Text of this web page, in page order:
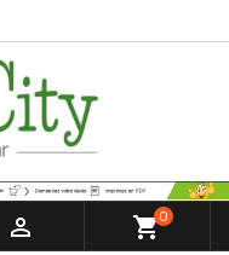
 shopping_cart0